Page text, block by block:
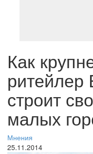
Как
ритейлер
строит
малых
Мнения
25.11.2014